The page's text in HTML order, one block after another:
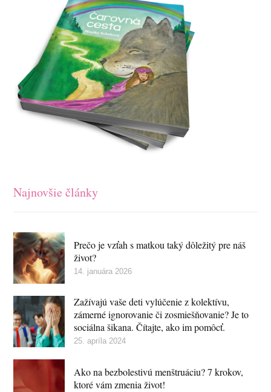
Najnovšie články
Prečo je vzťah s matkou taký dôležitý pre náš
život?
14. januára 2026
Zažívajú vaše deti vylúčenie z kolektívu,
zámerné ignorovanie či zosmiešňovanie? Je to
sociálna šikana. Čítajte, ako im pomôcť.
25. apríla 2024
Ako na bezbolestivú menštruáciu? 7 krokov,
ktoré vám zmenia život!